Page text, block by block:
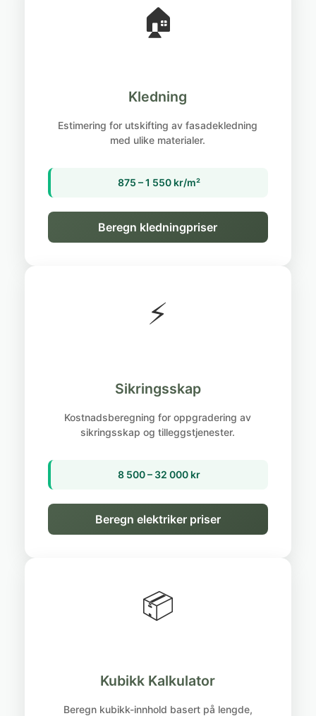
🏠
Kledning
Estimering for utskifting av fasadekledning
med ulike materialer.
875 – 1 550 kr/m²
Beregn kledningpriser
⚡
Sikringsskap
Kostnadsberegning for oppgradering av
sikringsskap og tilleggstjenester.
8 500 – 32 000 kr
Beregn elektriker priser
📦
Kubikk Kalkulator
Beregn kubikk-innhold basert på lengde,